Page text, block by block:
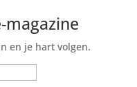
magazine
en je hart volgen.